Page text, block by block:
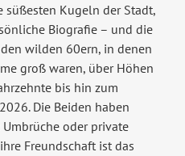
Kugeln der Stadt,
Biografie – und die
wilden 60ern, in denen
groß waren, über Höhen
bis hin zum
Die Beiden haben
oder private
Freundschaft ist das